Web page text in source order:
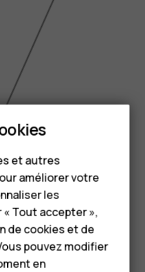
et autres
améliorer votre
les
Tout accepter »,
de cookies et de
pouvez modifier
en